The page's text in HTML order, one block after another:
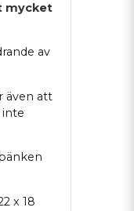
mycket
av
även att
x 18